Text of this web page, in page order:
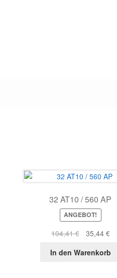
32 AT10 / 560 AP
ANGEBOT!
104,41€
war:
35,44 €
ist:
In den Warenkorb